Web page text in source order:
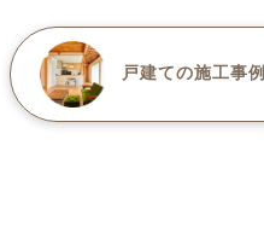
戸建ての施工事例